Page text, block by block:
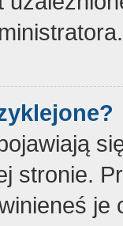
stronie.
je